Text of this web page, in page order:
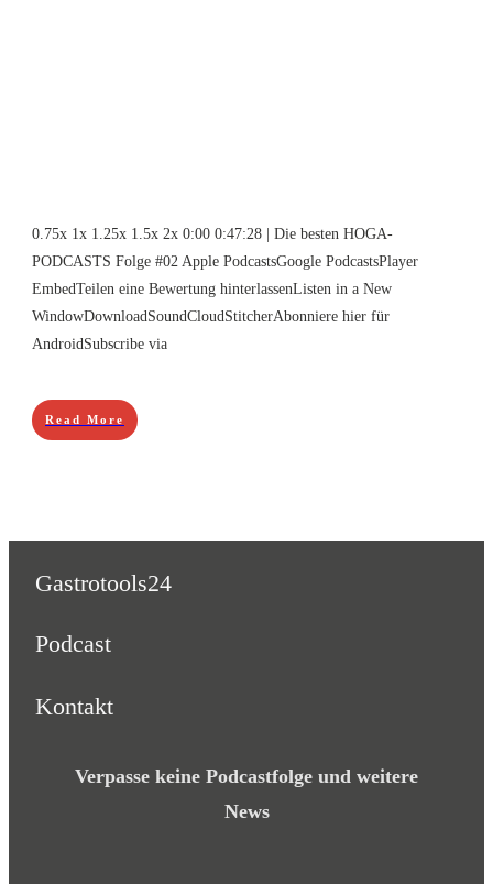
0.75x 1x 1.25x 1.5x 2x 0:00 0:47:28 | Die besten HOGA-
PODCASTS Folge #02 Apple PodcastsGoogle PodcastsPlayer
EmbedTeilen eine Bewertung hinterlassenListen in a New
WindowDownloadSoundCloudStitcherAbonniere hier für
AndroidSubscribe via
Read More
Gastrotools24
Podcast
Kontakt
Verpasse keine Podcastfolge und weitere
News